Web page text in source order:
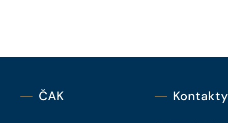
ČAK Kontakty